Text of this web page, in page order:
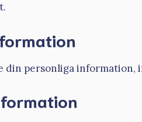
din personliga information,